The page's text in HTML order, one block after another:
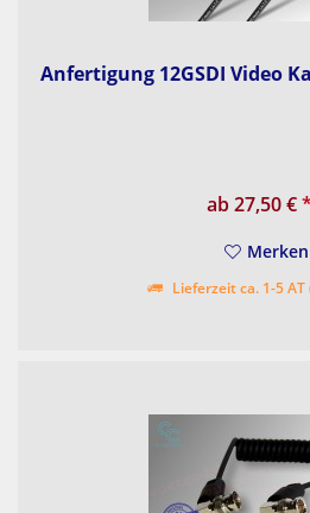
Anfertigung 12GSDI Video
ab 27,50 €*
Merken
Lieferzeit ca. 1-5